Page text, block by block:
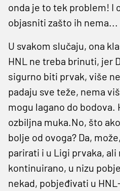
onda je to tek problem! I
objasniti zašto ih nema...
U svakom slučaju, ona
HNL ne treba brinuti, jer
sigurno biti prvak, više
padaju sve teže, nema
mogu lagano do bodova.
ozbiljna muka.No, što
bolje od ovoga? Da,
parirati i u Ligi prvaka,
kontinuirano, u nizu
nekad, pobjeđivati u